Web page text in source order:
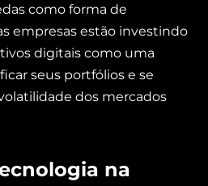
como forma de
empresas estão investindo
digitais como uma
seus portfólios e se
dos mercados
na